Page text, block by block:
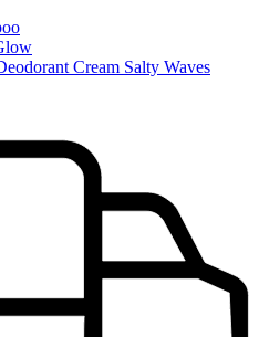
Cream Salty Waves